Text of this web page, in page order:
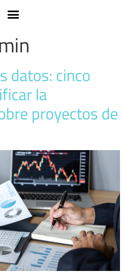
datos: cinco
la
proyectos de